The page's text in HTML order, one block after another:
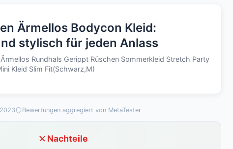
Ärmellos Bodycon Kleid:
stylisch für jeden Anlass
Rundhals Gerippt Rüschen Sommerkleid Stretch Party
Kleid Slim Fit(Schwarz,M)
Bewertungen aggregiert von MetaTester
Nachteile